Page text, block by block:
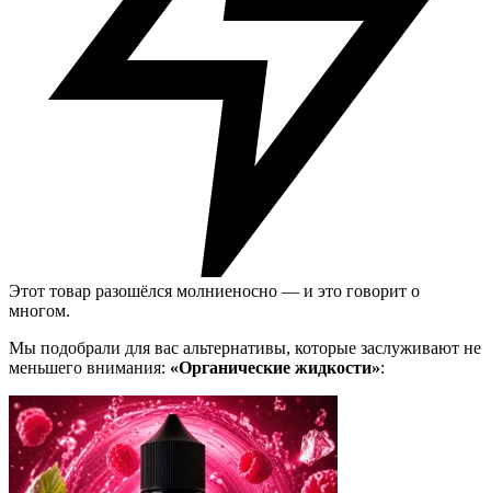
Этот товар разошёлся молниеносно — и это говорит о
многом.
Мы подобрали для вас альтернативы, которые заслуживают не
меньшего внимания: «Органические жидкости»: